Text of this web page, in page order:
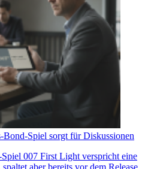
Bond-Spiel sorgt für Diskussionen
007 First Light verspricht eine
aber bereits vor dem Release